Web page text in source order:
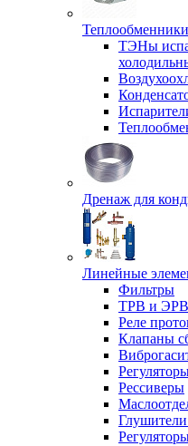
Теплообменники
ТЭНы
Дренаж для
Линейные
Фильтры
ТРВ и ЭРВ
Реле
Клапаны
Рессиверы